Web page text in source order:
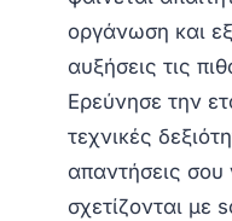
οργάνωση και
αυξήσεις τις
Ερεύνησε την
τεχνικές
απαντήσεις σου
σχετίζονται με